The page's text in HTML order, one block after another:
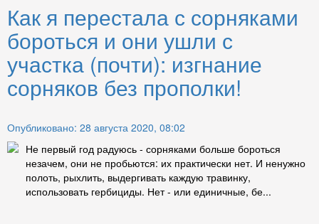
Как я перестала с сорняками
бороться и они ушли с
участка (почти): изгнание
сорняков без прополки!
Опубликовано: 28 августа 2020, 08:02
Не первый год радуюсь - сорняками больше бороться
незачем, они не пробьются: их практически нет. И ненужно
полоть, рыхлить, выдергивать каждую травинку,
использовать гербициды. Нет - или единичные, бе...